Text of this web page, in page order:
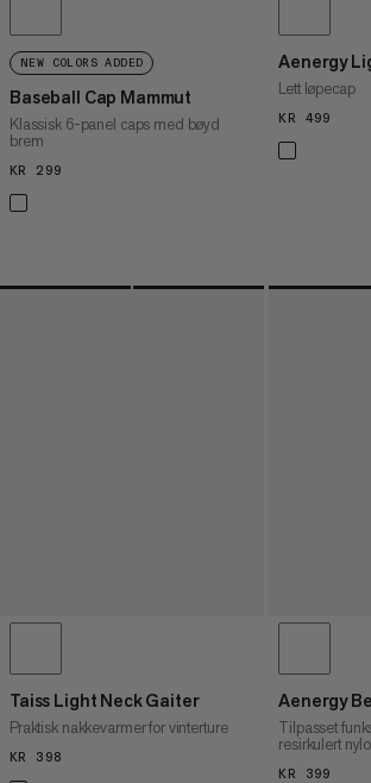
NEW COLORS ADDED
Baseball Cap Mammut
Klassisk 6-panel caps med bøyd
brem
KR 299
Aenergy
Lett løpecap
KR 499
Taiss Light Neck Gaiter
Praktisk nakkevarmer for vinterture
KR 398
Aenergy
Tilpasset
resirkulert
KR 399